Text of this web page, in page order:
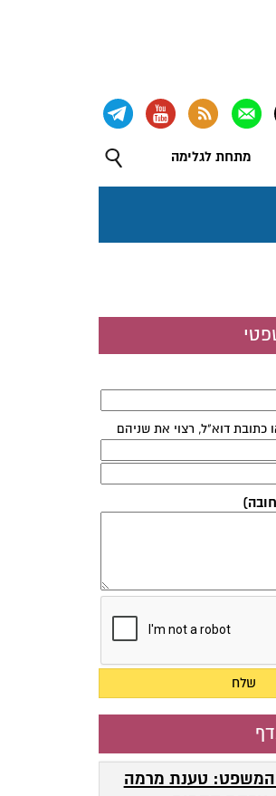
מתחת לגלימה
כתובת דוא"ל, רצוי את שניהם
המשפט: טענת מרמה